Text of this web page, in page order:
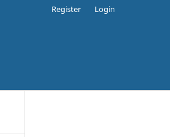
Register Login